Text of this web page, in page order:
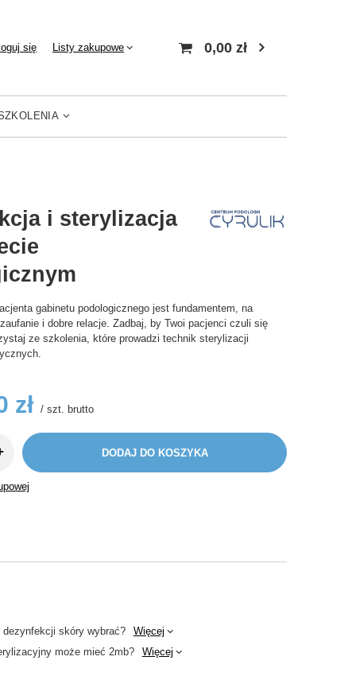
się Listy zakupowe 0,00 zł
i sterylizacja
gabinetu podologicznego jest fundamentem, na
i dobre relacje. Zadbaj, by Twoi pacjenci czuli się
ze szkolenia, które prowadzi technik sterylizacji
zł / szt. brutto
DODAJ DO KOSZYKA
dezynfekcji skóry wybrać?
Więcej
może mieć 2mb?
Więcej